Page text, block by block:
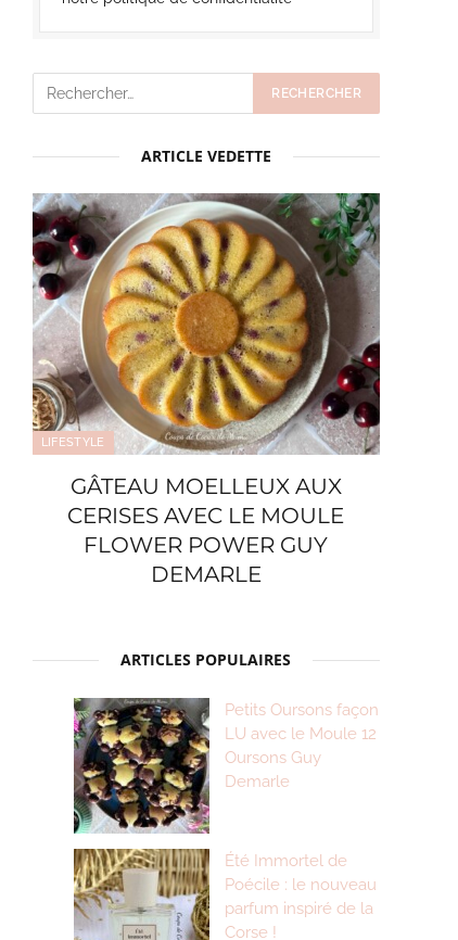
ARTICLE VEDETTE
LIFESTYLE
GÂTEAU MOELLEUX AUX
CERISES AVEC LE MOULE
FLOWER POWER GUY
DEMARLE
ARTICLES POPULAIRES
Petits Oursons façon
LU avec le Moule 12
Oursons Guy
Demarle
Été Immortel de
Poécile : le nouveau
parfum inspiré de la
Corse !